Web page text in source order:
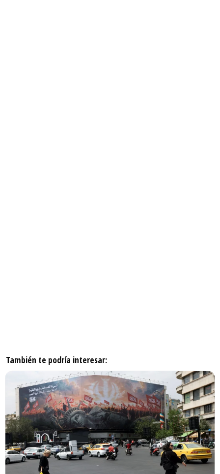
También te podría interesar: